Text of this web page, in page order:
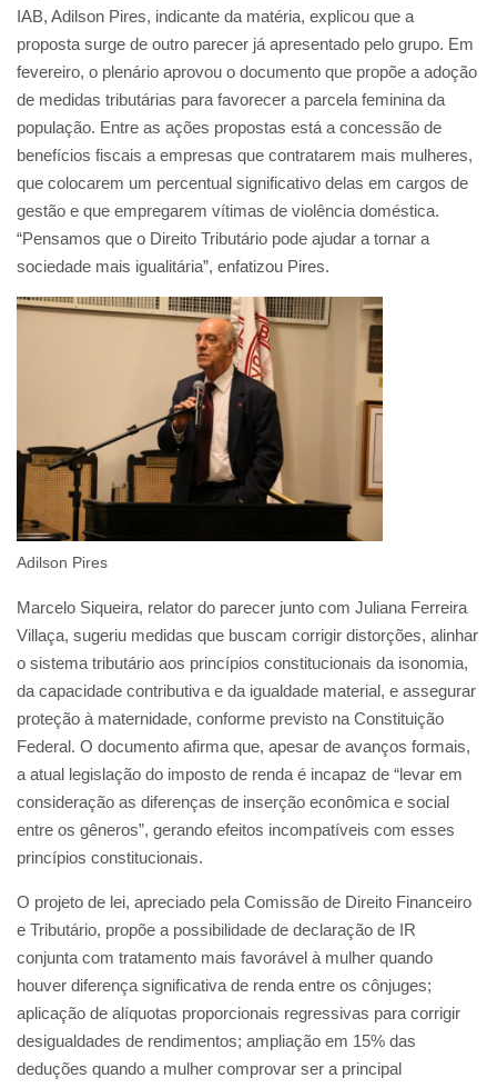
IAB, Adilson Pires, indicante da matéria, explicou que a
proposta surge de outro parecer já apresentado pelo grupo. Em
fevereiro, o plenário aprovou o documento que propõe a adoção
de medidas tributárias para favorecer a parcela feminina da
população. Entre as ações propostas está a concessão de
benefícios fiscais a empresas que contratarem mais mulheres,
que colocarem um percentual significativo delas em cargos de
gestão e que empregarem vítimas de violência doméstica.
“Pensamos que o Direito Tributário pode ajudar a tornar a
sociedade mais igualitária”, enfatizou Pires.
Adilson Pires
Marcelo Siqueira, relator do parecer junto com Juliana Ferreira
Villaça, sugeriu medidas que buscam corrigir distorções, alinhar
o sistema tributário aos princípios constitucionais da isonomia,
da capacidade contributiva e da igualdade material, e assegurar
proteção à maternidade, conforme previsto na Constituição
Federal. O documento afirma que, apesar de avanços formais,
a atual legislação do imposto de renda é incapaz de “levar em
consideração as diferenças de inserção econômica e social
entre os gêneros”, gerando efeitos incompatíveis com esses
princípios constitucionais.
O projeto de lei, apreciado pela Comissão de Direito Financeiro
e Tributário, propõe a possibilidade de declaração de IR
conjunta com tratamento mais favorável à mulher quando
houver diferença significativa de renda entre os cônjuges;
aplicação de alíquotas proporcionais regressivas para corrigir
desigualdades de rendimentos; ampliação em 15% das
deduções quando a mulher comprovar ser a principal